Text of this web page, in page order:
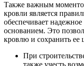
Также важным
кровли является
обеспечивает
основанием. Это
кровлю и сохранить ее
При